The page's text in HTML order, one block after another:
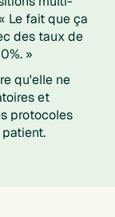
Le fait que ça
des taux de
»
qu'elle ne
et
protocoles